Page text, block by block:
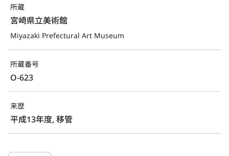
所蔵
宮崎県立美術館
Miyazaki Prefectural Art Museum
所蔵番号
O-623
来歴
平成13年度, 移管